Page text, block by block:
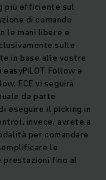
più efficiente sul
di comando
le mani libere e
sulle
in base alle vostre
Follow e
ECE vi seguirà
da parte
eseguire il picking in
invece, avrete a
per comandare
le
prestazioni fino al